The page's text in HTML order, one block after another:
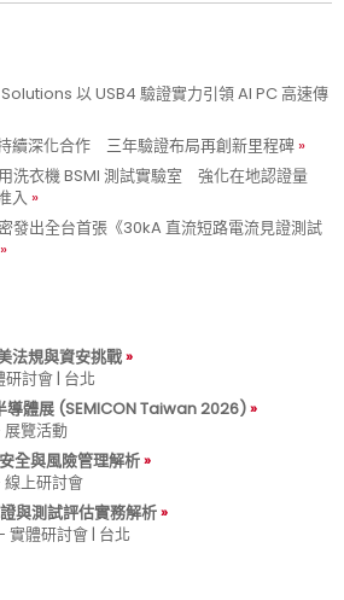
以 USB4 驗證實力引領 AI PC 高速傳
續深化合作 三年驗證布局再創新里程碑
洗衣機 BSMI 測試實驗室 強化在地認證量
入
發出全台首張《30kA 直流短路電流見證測試
法規與資安挑戰
討會 | 台北
導體展 (SEMICON Taiwan 2026)
覽活動
全與風險管理解析
上研討會
與測試評估實務解析
體研討會 | 台北